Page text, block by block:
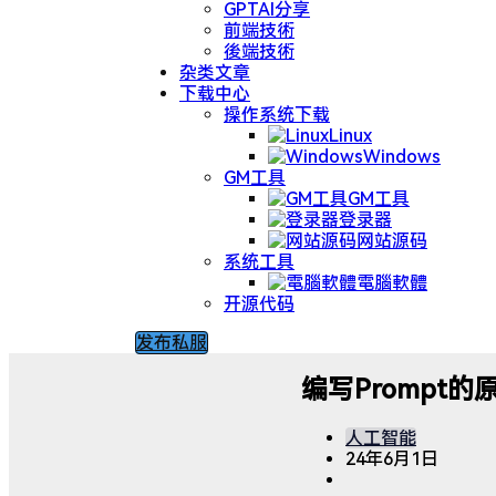
GPTAI分享
前端技術
後端技術
杂类文章
下载中心
操作系统下载
Linux
Windows
GM工具
GM工具
登录器
网站源码
系统工具
電腦軟體
开源代码
发布私服
编写Prompt的
人工智能
24年6月1日